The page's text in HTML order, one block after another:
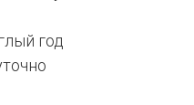
год